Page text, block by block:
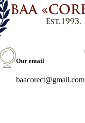
Our email
baacorect@gmail.com